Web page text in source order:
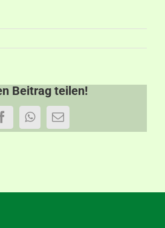
Beitrag teilen!
FacebookWhatsApp
E-
Mail